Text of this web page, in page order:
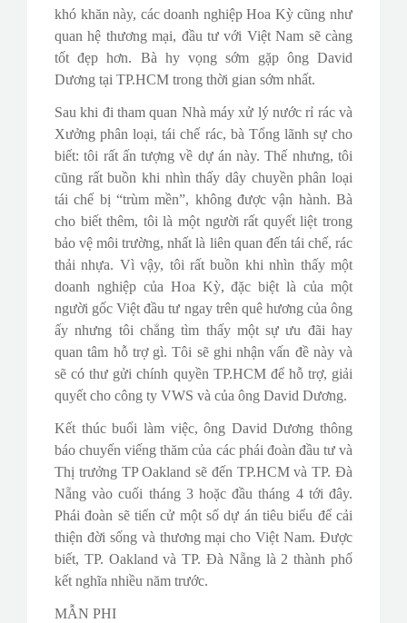
khó khăn này, các doanh nghiệp Hoa Kỳ cũng như
quan hệ thương mại, đầu tư với Việt Nam sẽ càng
tốt đẹp hơn. Bà hy vọng sớm gặp ông David
Dương tại TP.HCM trong thời gian sớm nhất.
Sau khi đi tham quan Nhà máy xử lý nước rỉ rác và
Xưởng phân loại, tái chế rác, bà Tổng lãnh sự cho
biết: tôi rất ấn tượng về dự án này. Thế nhưng, tôi
cũng rất buồn khi nhìn thấy dây chuyền phân loại
tái chế bị “trùm mền”, không được vận hành. Bà
cho biết thêm, tôi là một người rất quyết liệt trong
bảo vệ môi trường, nhất là liên quan đến tái chế, rác
thải nhựa. Vì vậy, tôi rất buồn khi nhìn thấy một
doanh nghiệp của Hoa Kỳ, đặc biệt là của một
người gốc Việt đầu tư ngay trên quê hương của ông
ấy nhưng tôi chẳng tìm thấy một sự ưu đãi hay
quan tâm hỗ trợ gì. Tôi sẽ ghi nhận vấn đề này và
sẽ có thư gửi chính quyền TP.HCM để hỗ trợ, giải
quyết cho công ty VWS và của ông David Dương.
Kết thúc buổi làm việc, ông David Dương thông
báo chuyến viếng thăm của các phái đoàn đầu tư và
Thị trưởng TP Oakland sẽ đến TP.HCM và TP. Đà
Nẵng vào cuối tháng 3 hoặc đầu tháng 4 tới đây.
Phái đoàn sẽ tiến cử một số dự án tiêu biểu để cải
thiện đời sống và thương mại cho Việt Nam. Được
biết, TP. Oakland và TP. Đà Nẵng là 2 thành phố
kết nghĩa nhiều năm trước.
MẪN PHI